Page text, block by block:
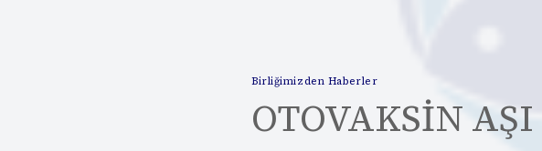
Birliğimizden Haberler
OTOVAKSİN